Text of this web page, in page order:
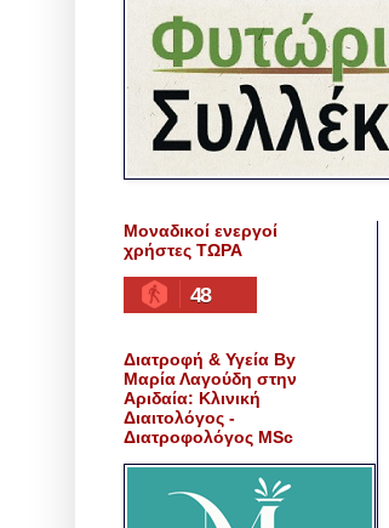
Μοναδικοί ενεργοί
χρήστες ΤΩΡΑ
48
Διατροφή & Υγεία By
Μαρία Λαγούδη στην
Αριδαία: Κλινική
Διαιτολόγος -
Διατροφολόγος MSc